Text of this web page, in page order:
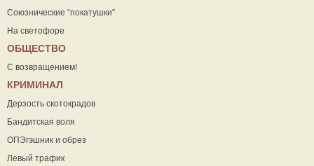
Союзнические “покатушки”
На светофоре
ОБЩЕСТВО
С возвращением!
КРИМИНАЛ
Дерзость скотокрадов
Бандитская воля
ОПЭгэшник и обрез
Левый трафик